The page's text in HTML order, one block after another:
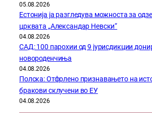
05.08.2026
Естонија ја разгледува можноста за
црквата „Александар Невски“
04.08.2026
САД: 100 парохии од 9 јурисдикции
новороденчиња
04.08.2026
Полска: Отфрлено признавањето на
бракови склучени во ЕУ
04.08.2026